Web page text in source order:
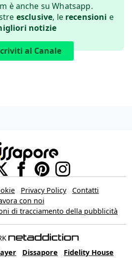
è anche su Whatsapp.
esclusive, le recensioni e
notizie
al Canale
Privacy Policy
Contatti
con noi
di tracciamento della pubblicità
Dissapore Fidelity House